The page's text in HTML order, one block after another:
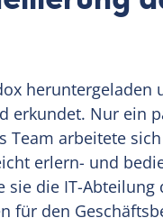
erkundet. Nur ein
Team arbeitete
erlern- und
die IT-
für den